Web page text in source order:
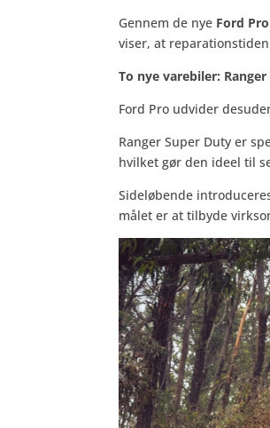
Gennem de nye Ford
viser, at
To nye varebiler:
Ford Pro udvider
Ranger Super Duty er
hvilket gør den ideel til
Sideløbende
målet er at tilbyde